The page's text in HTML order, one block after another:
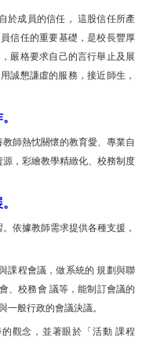
成員的信任， 這股信任所產
信任的重要基礎，是校長豐厚
嚴格要求自己的言行舉止及展
誠懇謙虛的服務，接近師生，
師熱忱關懷的教育愛、專業自
，彩繪教學精緻化、校務制度
據教師需求提供各種支援，
課程會議，做系統的 規劃與聯
、校務會 議等，能制訂會議的
一般行政的會議決議。
觀念，並著眼於「活動 課程